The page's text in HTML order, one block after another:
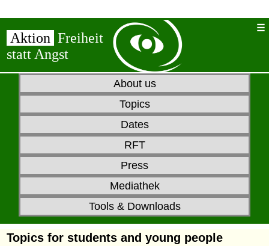
Aktion Freiheit
statt Angst
About us
Topics
Dates
RFT
Press
Mediathek
Tools & Downloads
Topics forstudents and young people